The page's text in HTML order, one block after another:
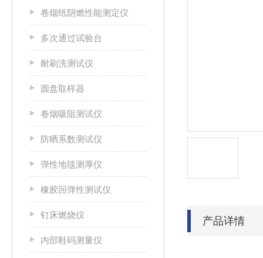
卷烟纸阴燃性能测定仪
多次通过试验台
耐刷洗测试仪
圆盘取样器
卷烟吸阻测试仪
防晒系数测试仪
弹性地毯测厚仪
橡胶回弹性测试仪
钉床燃烧仪
内部鞋码测量仪
产品详情